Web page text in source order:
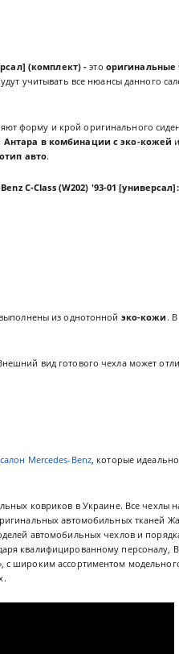
(комплект) -это оригинальные
учитывать все нюансы данного
форму и крой оригинального
в комбинации с эко-кожей
авто.
C-Class (W202) '93-01 [универсал]:
из однотонной эко-кожи .
вид готового чехла может
Mercedes-Benz, которые
ковриков в Украине. Все чехлы
автомобильных тканей
автомобильных чехлов и
квалифицированному персоналу,
с широким ассортиментом